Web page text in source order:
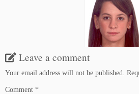
Leave a comment
Your email address will not be published.
Comment *